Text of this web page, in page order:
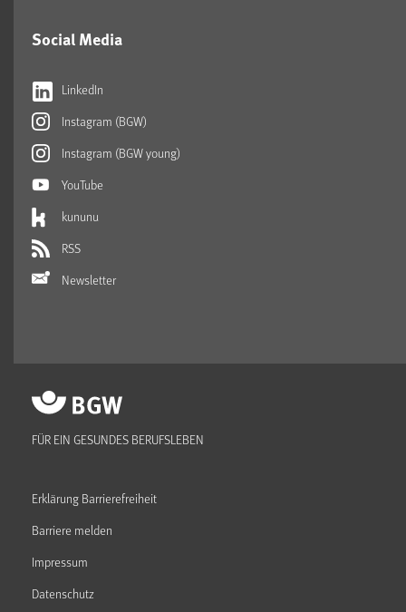
Social Media
LinkedIn
Instagram (BGW)
Instagram (BGW young)
YouTube
kununu
RSS
Newsletter
FÜR EIN GESUNDES BERUFSLEBEN
Erklärung Barrierefreiheit
Barriere melden
Impressum
Datenschutz